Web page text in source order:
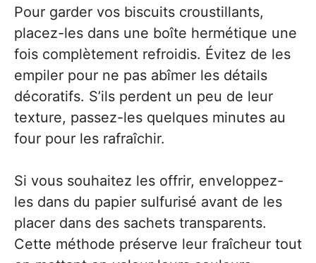
Pour garder vos biscuits croustillants,
placez-les dans une boîte hermétique une
fois complètement refroidis. Évitez de les
empiler pour ne pas abîmer les détails
décoratifs. S’ils perdent un peu de leur
texture, passez-les quelques minutes au
four pour les rafraîchir.
Si vous souhaitez les offrir, enveloppez-
les dans du papier sulfurisé avant de les
placer dans des sachets transparents.
Cette méthode préserve leur fraîcheur tout